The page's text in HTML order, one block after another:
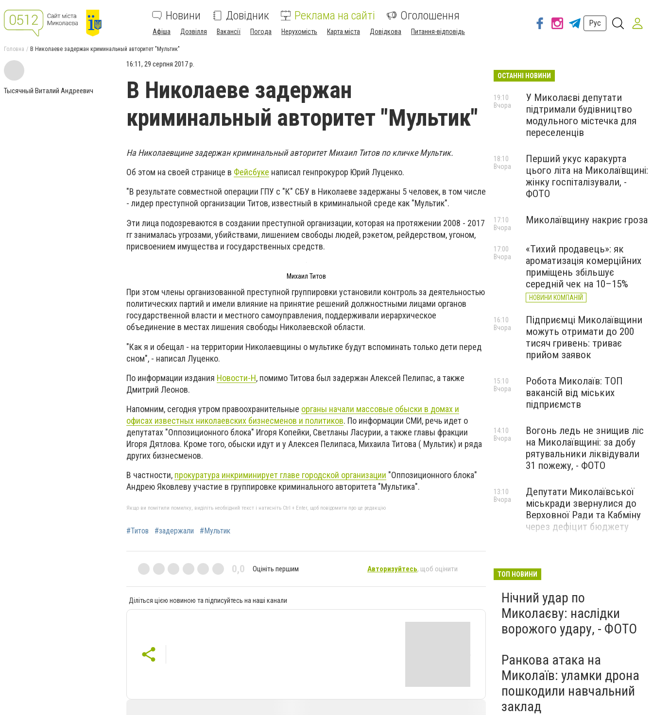
Новини Довідник Реклама на сайті Оголошення
Афіша Дозвілля Вакансії Погода Нерухомість Карта міста Довідкова Питання-відповідь
Рус
Головна В Николаеве задержан криминальный авторитет "Мультик"
Тысячный Виталий Андреевич
16:11, 29 серпня 2017 р.
В Николаеве задержан
криминальный авторитет "Мультик"
На Николаевщине задержан криминальный авторитет Михаил Титов по кличке Мультик.
Об этом на своей странице в Фейсбуке написал генпрокурор Юрий Луценко.
"В результате совместной операции ГПУ с "К" СБУ в Николаеве задержаны 5 человек, в том числе
- лидер преступной организации Титов, известный в криминальной среде как "Мультик".
Эти лица подозреваются в создании преступной организации, которая на протяжении 2008 - 2017
гг занималась угрозами, убийствами, лишением свободы людей, рэкетом, рейдерством, угоном,
присвоением имущества и государственных средств.
Михаил Титов
При этом члены организованной преступной группировки установили контроль за деятельностью
политических партий и имели влияние на принятие решений должностными лицами органов
государственной власти и местного самоуправления, поддерживали иерархическое
объединение в местах лишения свободы Николаевской области.
"Как я и обещал - на территории Николаевщины о мультике будут вспоминать только дети перед
сном", - написал Луценко.
По информации издания Новости-Н, помимо Титова был задержан Алексей Пелипас, а также
Дмитрий Леонов.
Напомним, сегодня утром правоохранительные органы начали массовые обыски в домах и
офисах известных николаевских бизнесменов и политиков. По информации СМИ, речь идет о
депутатах "Оппозиционного блока" Игоря Копейки, Светланы Ласурии, а также главы фракции
Игоря Дятлова. Кроме того, обыски идут и у Алексея Пелипаса, Михаила Титова ( Мультик) и ряда
других бизнесменов.
В частности, прокуратура инкриминирует главе городской организации "Оппозиционного блока"
Андрею Яковлеву участие в группировке криминального авторитета "Мультика".
Якщо ви помітили помилку, виділіть необхідний текст і натисніть Ctrl + Enter, щоб повідомити про це редакцію
#Титов #задержали #Мультик
0,0 Оцініть першим Авторизуйтесь, щоб оцінити
Діліться цією новиною та підписуйтесь на наші канали
ОСТАННІ НОВИНИ
У Миколаєві депутати
підтримали будівництво
модульного містечка для
переселенців
19:10
Вчора
Перший укус каракурта
цього літа на Миколаївщині:
жінку госпіталізували, -
ФОТО
18:10
Вчора
Миколаївщину накриє гроза
17:10
Вчора
«Тихий продавець»: як
ароматизація комерційних
приміщень збільшує
середній чек на 10–15%
НОВИНИ КОМПАНІЙ
17:00
Вчора
Підприємці Миколаївщини
можуть отримати до 200
тисяч гривень: триває
прийом заявок
16:10
Вчора
Робота Миколаїв: ТОП
вакансій від міських
підприємств
15:10
Вчора
Вогонь ледь не знищив ліс
на Миколаївщині: за добу
рятувальники ліквідували
31 пожежу, - ФОТО
14:10
Вчора
Депутати Миколаївської
міськради звернулися до
Верховної Ради та Кабміну
через дефіцит бюджету
13:10
Вчора
ТОП НОВИНИ
Нічний удар по
Миколаєву: наслідки
ворожого удару, - ФОТО
Ранкова атака на
Миколаїв: уламки дрона
пошкодили навчальний
заклад